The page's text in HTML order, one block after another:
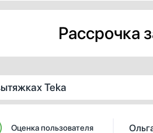
Рассрочка
Teka
Оценка пользователя